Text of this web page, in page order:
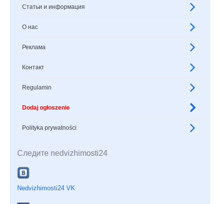
Статьи и информация
О нас
Реклама
Контакт
Regulamin
Dodaj ogłoszenie
Polityka prywatności
Следите nedvizhimosti24
Nedvizhimosti24 VK